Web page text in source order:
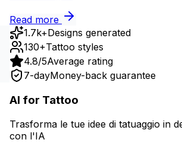
Read more
1.7k+Designs generated
130+Tattoo styles
4.8/5Average rating
7-dayMoney-back guarantee
AI for Tattoo
Trasforma le tue idee di tatuaggio in
con l'IA